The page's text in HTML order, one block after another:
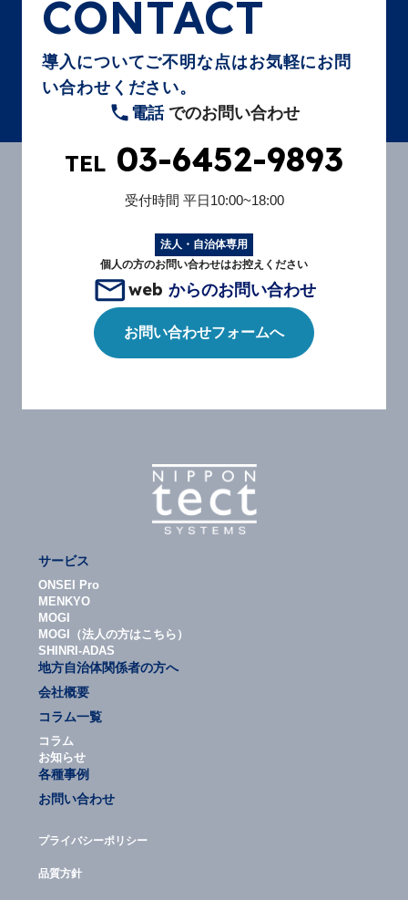
CONTACT
導入についてご不明な点はお気軽にお問
い合わせください。
電話でのお問い合わせ
TEL 03-6452-9893
受付時間 平日10:00~18:00
法人・自治体専用
個人の方のお問い合わせはお控えください
web からのお問い合わせ
お問い合わせフォームへ
サービス
ONSEI Pro
MENKYO
MOGI
MOGI（法人の方はこちら）
SHINRI-ADAS
地方自治体関係者の方へ
会社概要
コラム一覧
コラム
お知らせ
各種事例
お問い合わせ
プライバシーポリシー
品質方針